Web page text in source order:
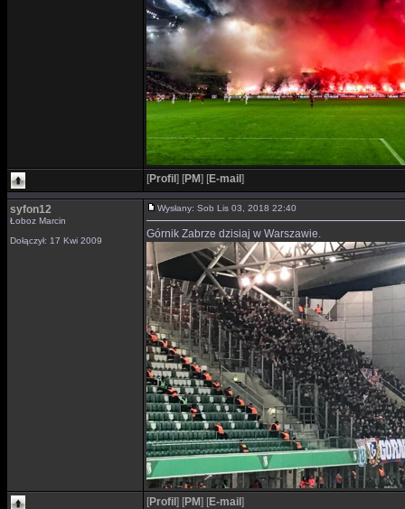
[Profil ] [PM] [E-mail ]
syfon12
Łoboz Marcin
Dołączył: 17 Kwi 2009
Wysłany: Sob Lis 03, 2018 22:40
Górnik Zabrze dzisiaj w Warszawie.
[Profil ] [PM] [E-mail ]